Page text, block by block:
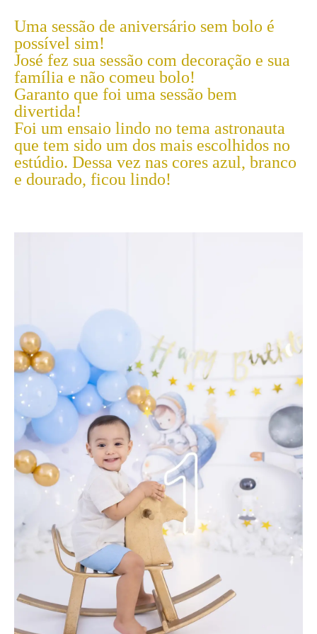
Uma sessão de aniversário sem bolo é
possível sim!
José fez sua sessão com decoração e sua
família e não comeu bolo!
Garanto que foi uma sessão bem
divertida!
Foi um ensaio lindo no tema astronauta
que tem sido um dos mais escolhidos no
estúdio. Dessa vez nas cores azul, branco
e dourado, ficou lindo!